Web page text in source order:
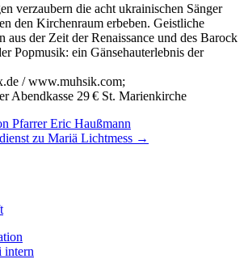
verzaubern die acht ukrainischen Sänger
den Kirchenraum er­beben. Geistliche
aus der Zeit der Renaissance und des Barock
Popmusik: ein Gänsehauterlebnis der
/ www.muhsik.com;
Abendkasse 29 € St. Marienkirche
Pfarrer Eric Haußmann
zu Mariä Lichtmess →
intern